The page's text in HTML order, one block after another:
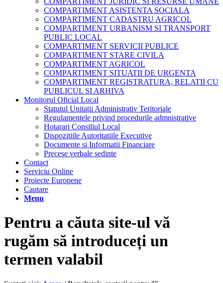
COMPARTIMENT ASISTENTA SOCIALA
COMPARTIMENT CADASTRU AGRICOL
COMPARTIMENT URBANISM SI TRANSPORT
PUBLIC LOCAL
COMPARTIMENT SERVICII PUBLICE
COMPARTIMENT STARE CIVILA
COMPARTIMENT AGRICOL
COMPARTIMENT SITUATII DE URGENTA
COMPARTIMENT REGISTRATURA, RELATII CU
PUBLICUL SI ARHIVA
Monitorul Oficial Local
Statutul Unitatii Administrativ Teritoriale
Regulamentele privind procedurile admnistrative
Hotarari Consiliul Local
Dispozitiile Autoritatiile Executive
Documente si Informatii Financiare
Precese verbale sedinte
Contact
Serviciu Online
Proiecte Europene
Cautare
Menu
Pentru a căuta site-ul vă
rugăm să introduceți un
termen valabil